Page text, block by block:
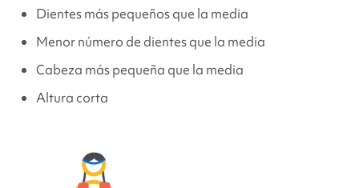
Dientes más pequeños que la media
Menor número de dientes que la media
Cabeza más pequeña que la media
Altura corta